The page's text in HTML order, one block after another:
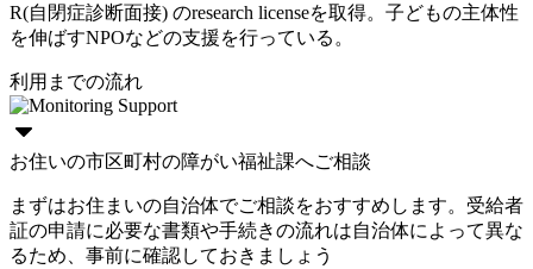
R(自閉症診断面接) のresearch licenseを取得。子どもの主体性
を伸ばすNPOなどの支援を行っている。
利用までの流れ
お住いの市区町村の障がい福祉課へご相談
まずはお住まいの自治体でご相談をおすすめします。受給者
証の申請に必要な書類や手続きの流れは自治体によって異な
るため、事前に確認しておきましょう